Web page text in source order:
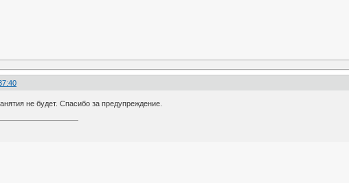
не будет. Спасибо за предупреждение.